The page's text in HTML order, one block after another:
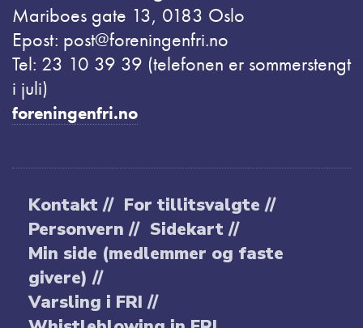
Mariboes gate 13, 0183 Oslo
Epost: post@foreningenfri.no
Tel: 23 10 39 39 (telefonen er sommerstengt
i juli)
foreningenfri.no
Kontakt // For tillitsvalgte //
Personvern // Sidekart //
Min side (medlemmer og faste
givere) //
Varsling i FRI //